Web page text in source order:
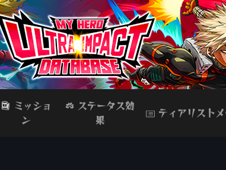
ミッショ
ン
ステータス効
果
ティアリスト